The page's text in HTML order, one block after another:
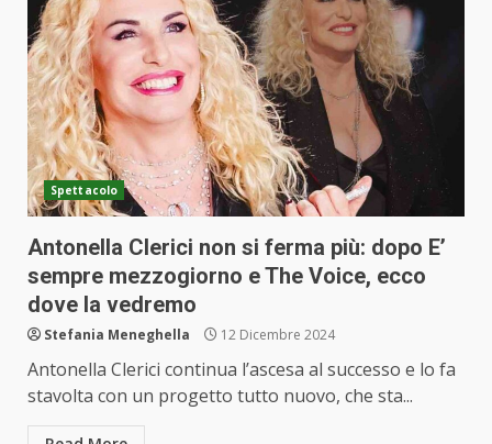
Spettacolo
Antonella Clerici non si ferma più: dopo E’
sempre mezzogiorno e The Voice, ecco
dove la vedremo
Stefania Meneghella 12 Dicembre 2024
Antonella Clerici continua l’ascesa al successo e lo fa
stavolta con un progetto tutto nuovo, che sta...